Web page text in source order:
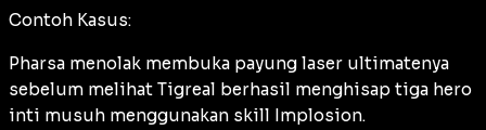
Contoh Kasus:
Pharsa menolak membuka payung laser ultimatenya
sebelum melihat Tigreal berhasil menghisap tiga hero
inti musuh menggunakan skill Implosion.